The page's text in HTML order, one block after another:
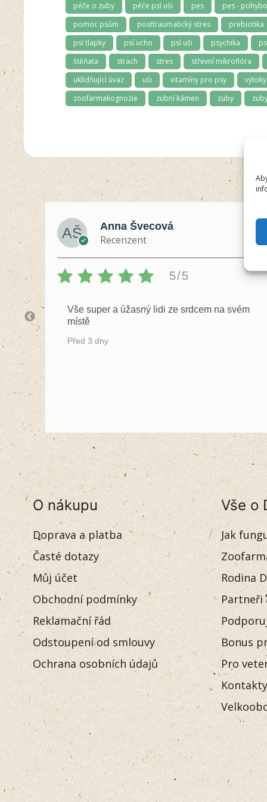
péče o zuby
péče psí uši pes pes -
pomoc psům
posttraumatický stres prebiotika
psí tlapky
psí ucho psí uši psychika
štěňata
strach stres střevní mikroflóra
uklidňující úvaz
uši vitamíny pro psy výtoky
zoofarmakognozie
zubní kámen zuby
Anna Švecová
Recenzent
5/5
Vše super a úžasný lidi ze srdcem na svém
místě
Před 3 dny
O nákupu
Doprava a platba
Časté dotazy
Můj účet
Obchodní podmínky
Reklamační řád
Odstoupení od smlouvy
Ochrana osobních údajů
Vše o
Jak
Rodina
Partneři
Bonus
Pro
Kontakty